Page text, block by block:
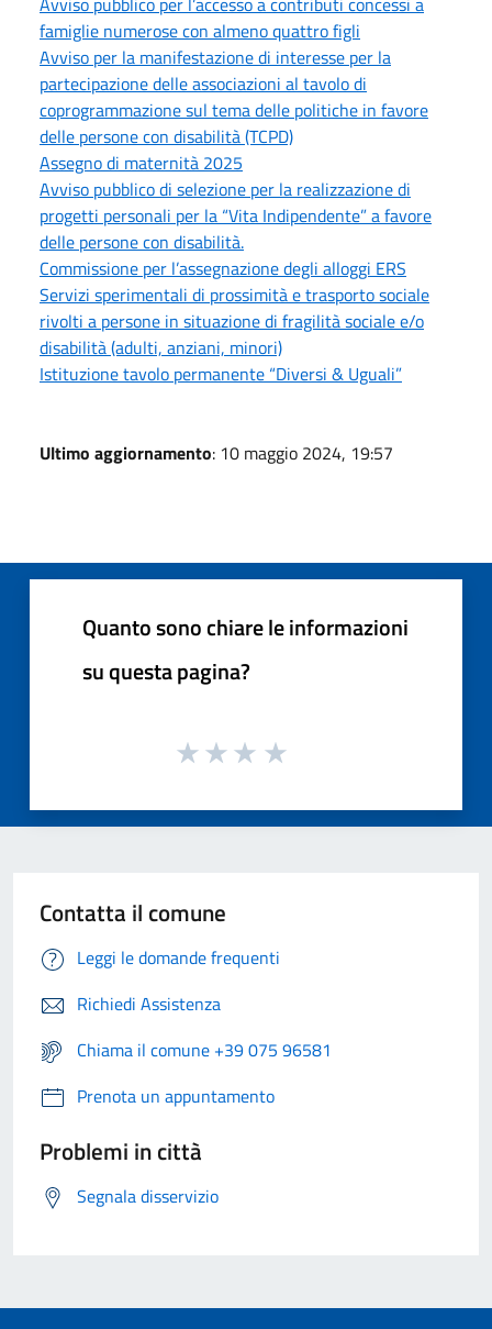
famiglie numerose con almeno quattro figli
Avviso per la manifestazione di interesse per la
partecipazione delle associazioni al tavolo di
coprogrammazione sul tema delle politiche in favore
delle persone con disabilità (TCPD)
Assegno di maternità 2025
Avviso pubblico di selezione per la realizzazione di
progetti personali per la “Vita Indipendente” a favore
delle persone con disabilità.
Commissione per l’assegnazione degli alloggi ERS
Servizi sperimentali di prossimità e trasporto sociale
rivolti a persone in situazione di fragilità sociale e/o
disabilità (adulti, anziani, minori)
Istituzione tavolo permanente “Diversi & Uguali”
Ultimo aggiornamento: 10 maggio 2024, 19:57
Quanto sono chiare le informazioni
su questa pagina?
Contatta il comune
Leggi le domande frequenti
Richiedi Assistenza
Chiama il comune +39 075 96581
Prenota un appuntamento
Problemi in città
Segnala disservizio